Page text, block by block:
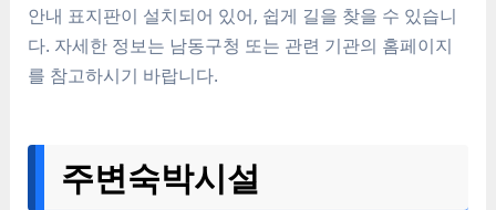
안내 표지판이 설치되어 있어, 쉽게 길을 찾을 수 있습니
다. 자세한 정보는 남동구청 또는 관련 기관의 홈페이지
를 참고하시기 바랍니다.
주변숙박시설